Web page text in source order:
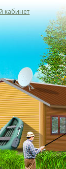
кабинет